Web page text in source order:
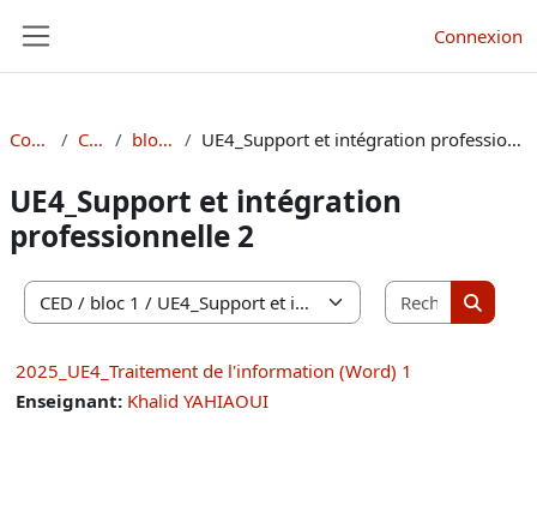
Connexion
Cours CED bloc 1 UE4_Support et intégration professionnelle 2
UE4_Support et intégration
professionnelle 2
Catégories de cours
2025_UE4_Traitement de l'information (Word) 1
Enseignant: Khalid YAHIAOUI